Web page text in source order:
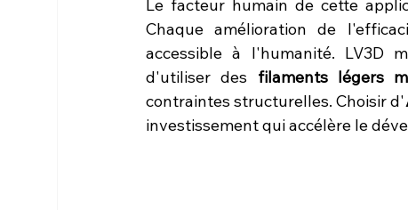
Le facteur humain de cette
Chaque amélioration de
accessible à l'humanité. LV3D
d'utiliser des filaments légers
contraintes structurelles. Choisir d'
investissement qui accélère le